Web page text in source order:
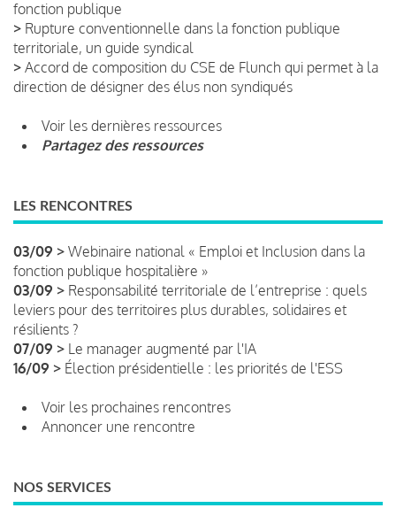
fonction publique
> Rupture conventionnelle dans la fonction publique
territoriale, un guide syndical
> Accord de composition du CSE de Flunch qui permet à la
direction de désigner des élus non syndiqués
Voir les dernières ressources
Partagez des ressources
LES RENCONTRES
03/09 > Webinaire national « Emploi et Inclusion dans la
fonction publique hospitalière »
03/09 > Responsabilité territoriale de l’entreprise : quels
leviers pour des territoires plus durables, solidaires et
résilients ?
07/09 > Le manager augmenté par l'IA
16/09 > Élection présidentielle : les priorités de l'ESS
Voir les prochaines rencontres
Annoncer une rencontre
NOS SERVICES